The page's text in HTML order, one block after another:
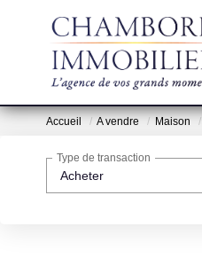
Accueil A vendre Maison
Acheter
Type de transaction